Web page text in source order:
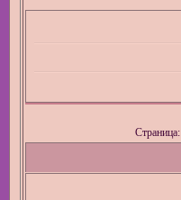
Страница: